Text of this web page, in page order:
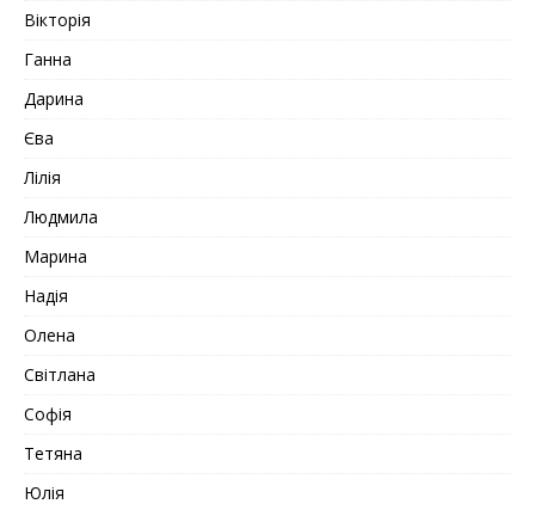
Вікторія
Ганна
Дарина
Єва
Лілія
Людмила
Марина
Надія
Олена
Світлана
Софія
Тетяна
Юлія